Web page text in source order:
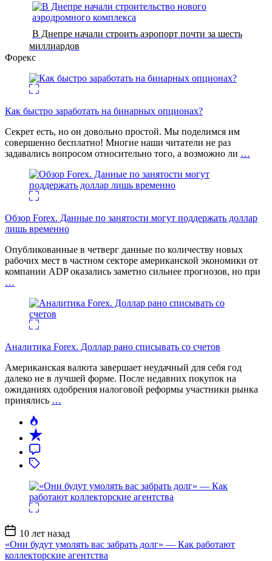
В Днепре начали строить аэропорт почти за шесть
миллиардов
Форекс
Как быстро заработать на бинарных опционах?
Секрет есть, но он довольно простой. Мы поделимся им
совершенно бесплатно! Многие наши читатели не раз
задавались вопросом относительно того, а возможно ли …
Обзор Forex. Данные по занятости могут поддержать доллар
лишь временно
Опубликованные в четверг данные по количеству новых
рабочих мест в частном секторе американской экономики от
компании ADP оказались заметно сильнее прогнозов, но при
…
Аналитика Forex. Доллар рано списывать со счетов
Американская валюта завершает неудачный для себя год
далеко не в лучшей форме. После недавних покупок на
ожиданиях одобрения налоговой реформы участники рынка
принялись …
Дата
записи
10 лет назад
«Они будут умолять вас забрать долг» — Как работают
коллекторские агентства